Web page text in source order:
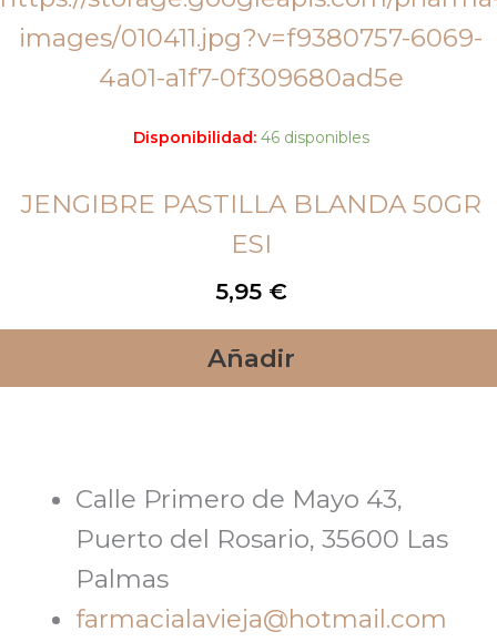
Disponibilidad: 46 disponibles
JENGIBRE PASTILLA BLANDA 50GR
ESI
5,95 €
Añadir
Calle Primero de Mayo 43,
Puerto del Rosario, 35600 Las
Palmas
farmacialavieja@hotmail.com